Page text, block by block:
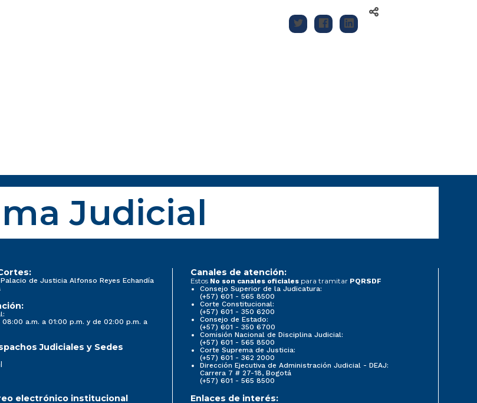
Judicial
de Justicia Alfonso Reyes Echandía
a.m. a 01:00 p.m. y de 02:00 p.m. a
Judiciales y Sedes
Canales de atención:
Estos No son canales oficiales para tramitar PQRSDF
Consejo Superior de la Judicatura:
(+57) 601 - 565 8500
Corte Constitucional:
(+57) 601 - 350 6200
Consejo de Estado:
(+57) 601 - 350 6700
Comisión Nacional de Disciplina Judicial:
(+57) 601 - 565 8500
Corte Suprema de Justicia:
(+57) 601 - 362 2000
Dirección Ejecutiva de Administración Judicial - DEAJ:
Carrera 7 # 27-18, Bogotá
(+57) 601 - 565 8500
electrónico institucional Enlaces de interés: